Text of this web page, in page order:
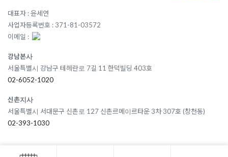
대표자 : 윤세연
사업자등록번호 : 371-81-03572
이메일 :
강남본사
서울특별시 강남구 테헤란로 7길 11 한덕빌딩 403호
02-6052-1020
신촌지사
서울특별시 서대문구 신촌로 127 신촌르메이르타운 3차 307호 (창천동)
02-393-1030